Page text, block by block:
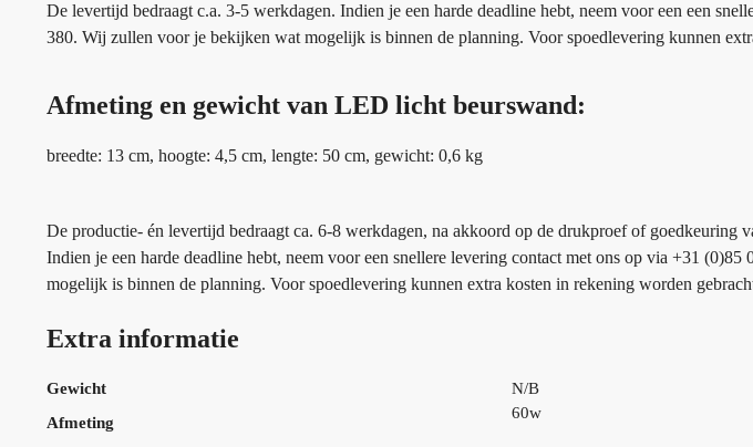
De levertijd bedraagt c.a. 3-5 werkdagen. Indien je een harde deadline hebt, neem voor een een
380. Wij zullen voor je bekijken wat mogelijk is binnen de planning. Voor spoedlevering kunnen
Afmeting en gewicht van LED licht beurswand:
breedte: 13 cm, hoogte: 4,5 cm, lengte: 50 cm, gewicht: 0,6 kg
De productie- én levertijd bedraagt ca. 6-8 werkdagen, na akkoord op de drukproef of goedkeuring
Indien je een harde deadline hebt, neem voor een snellere levering contact met ons op via +31
mogelijk is binnen de planning. Voor spoedlevering kunnen extra kosten in rekening worden
Extra informatie
Gewicht
N/B
Afmeting
60w